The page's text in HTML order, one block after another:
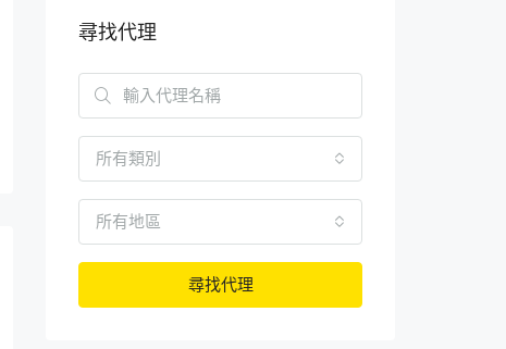
尋找代理
所有類別
所有地區
尋找代理